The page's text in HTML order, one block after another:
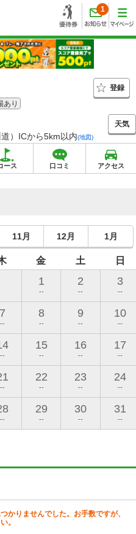
1
登録
あり
）ICから5km以内(地図)
天気
ース 口コミ アクセス
11月 12月 1月
金 土 日
1
--
2
--
3
--
7
--
8
--
9
--
10
--
--
15
--
16
--
17
--
--
22
--
23
--
24
--
--
29
--
30
--
31
--
かりませんでした。お手数ですが、
。